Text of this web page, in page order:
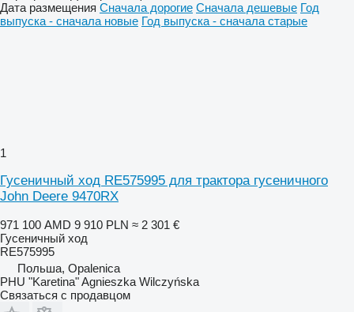
Дата размещения Сначала дорогие Сначала дешевые Год
выпуска - сначала новые Год выпуска - сначала старые
1
Гусеничный ход RE575995 для трактора гусеничного
John Deere 9470RX
971 100 AMD 9 910 PLN ≈ 2 301 €
Гусеничный ход
RE575995
Польша, Opalenica
PHU "Karetina" Agnieszka Wilczyńska
Связаться с продавцом